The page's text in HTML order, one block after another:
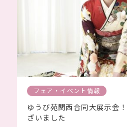
フェア・イベント情報
ゆうび苑関西合同大展示会
ざいました